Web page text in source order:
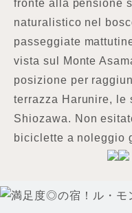
fronte alla pensione
naturalistico nel
passeggiate
vista sul Monte
posizione per
terrazza Harunire, le
Shiozawa. Non
biciclette a noleggio